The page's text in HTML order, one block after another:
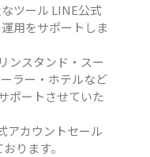
ツール LINE公式
用をサポートしま
ンスタンド・スー
ラー・ホテルなど
ポートさせていた
アカウントセール
ります。